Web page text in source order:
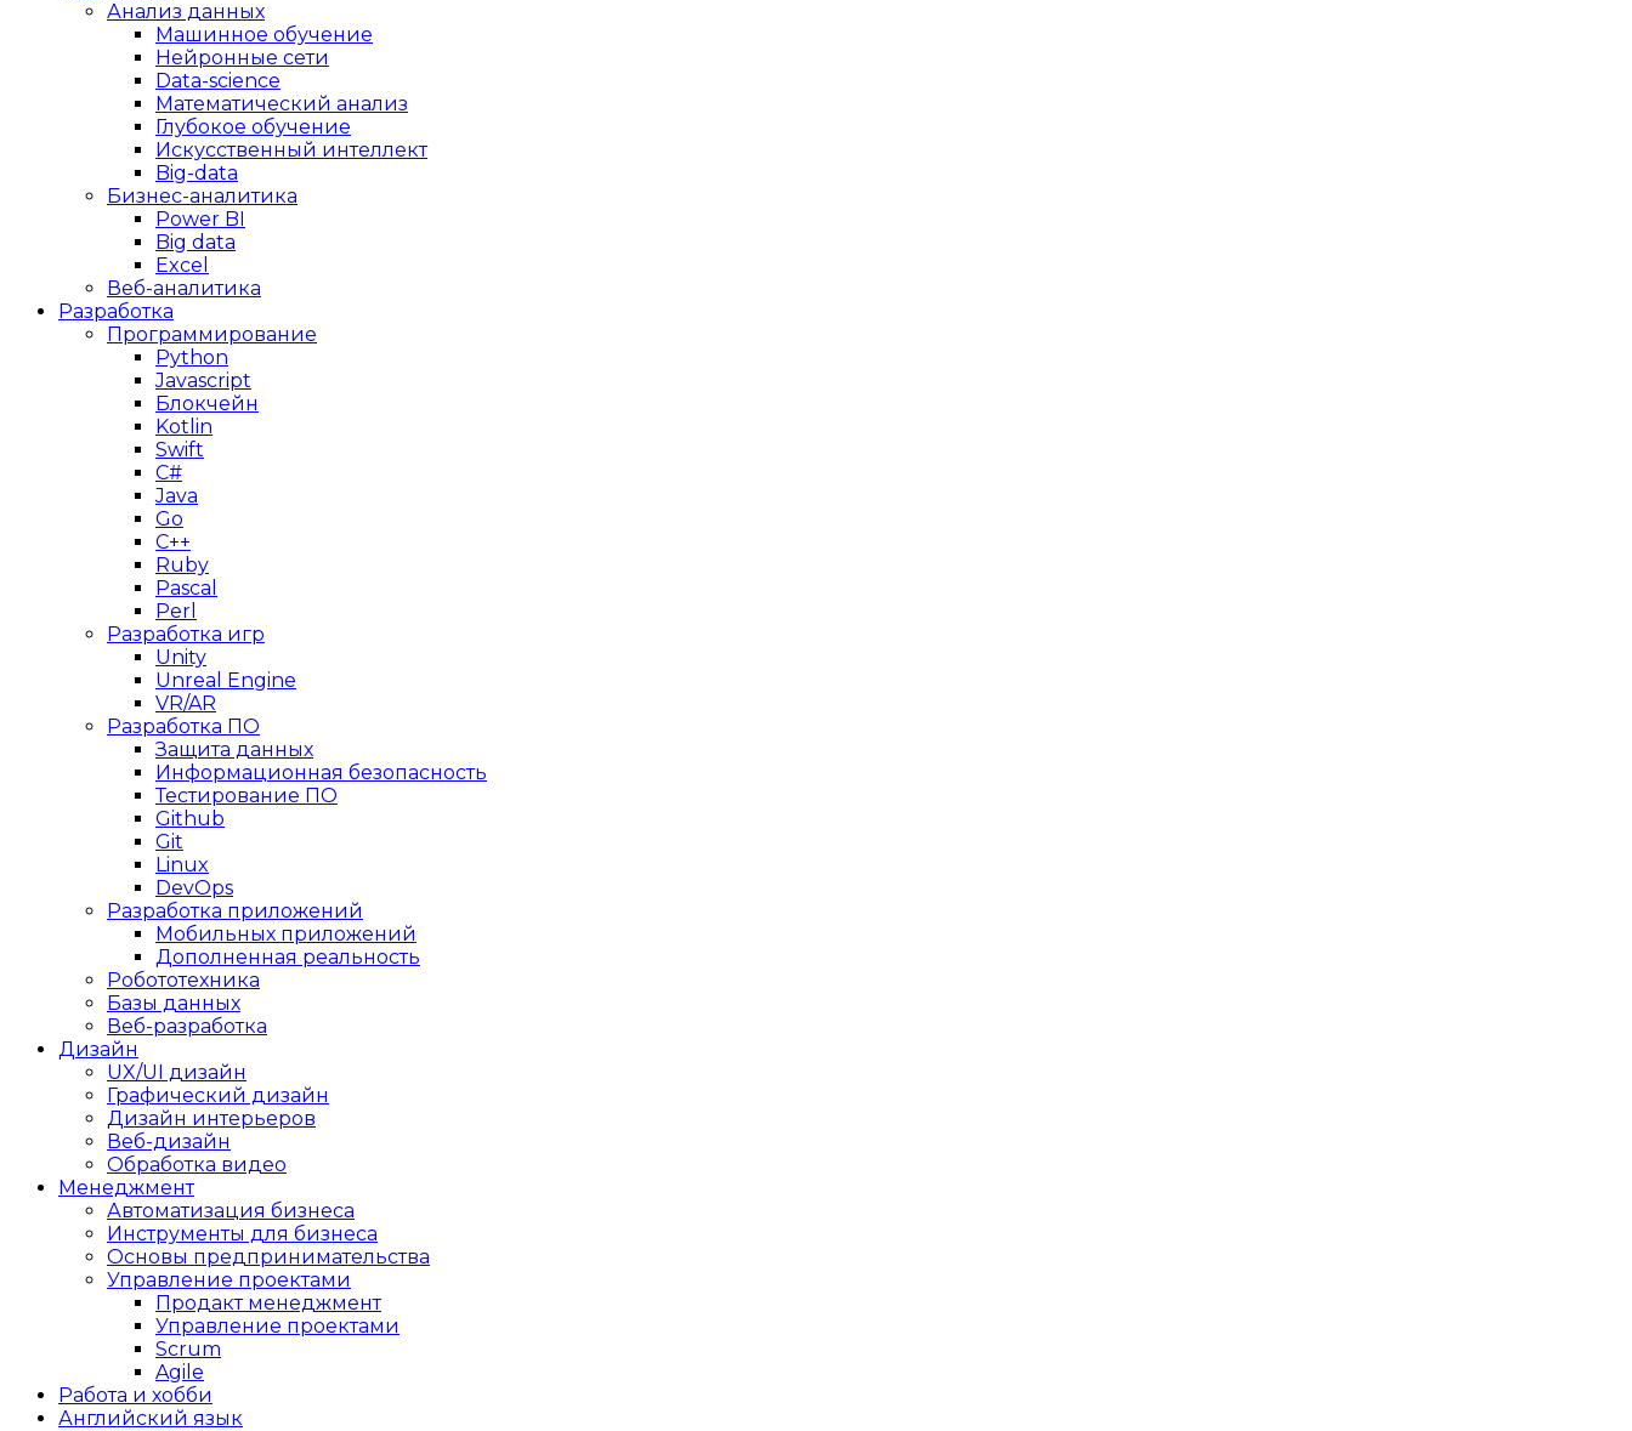
Анализ данных
Машинное обучение
Нейронные сети
Data-science
Математический анализ
Глубокое обучение
Искусственный интеллект
Big-data
Бизнес-аналитика
Power BI
Big data
Excel
Веб-аналитика
Разработка
Программирование
Python
Javascript
Блокчейн
Kotlin
Swift
C#
Java
Go
C++
Ruby
Pascal
Perl
Разработка игр
Unity
Unreal Engine
VR/AR
Разработка ПО
Защита данных
Информационная безопасность
Тестирование ПО
Github
Git
Linux
DevOps
Разработка приложений
Мобильных приложений
Дополненная реальность
Робототехника
Базы данных
Веб-разработка
Дизайн
UX/UI дизайн
Графический дизайн
Дизайн интерьеров
Веб-дизайн
Обработка видео
Менеджмент
Автоматизация бизнеса
Инструменты для бизнеса
Основы предпринимательства
Управление проектами
Продакт менеджмент
Управление проектами
Scrum
Agile
Работа и хобби
Английский язык